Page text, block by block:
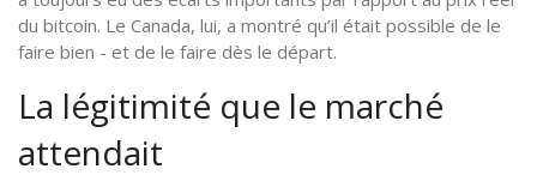
du bitcoin. Le Canada, lui, a montré qu’il était possible de le
faire bien - et de le faire dès le départ.
La légitimité que le marché
attendait